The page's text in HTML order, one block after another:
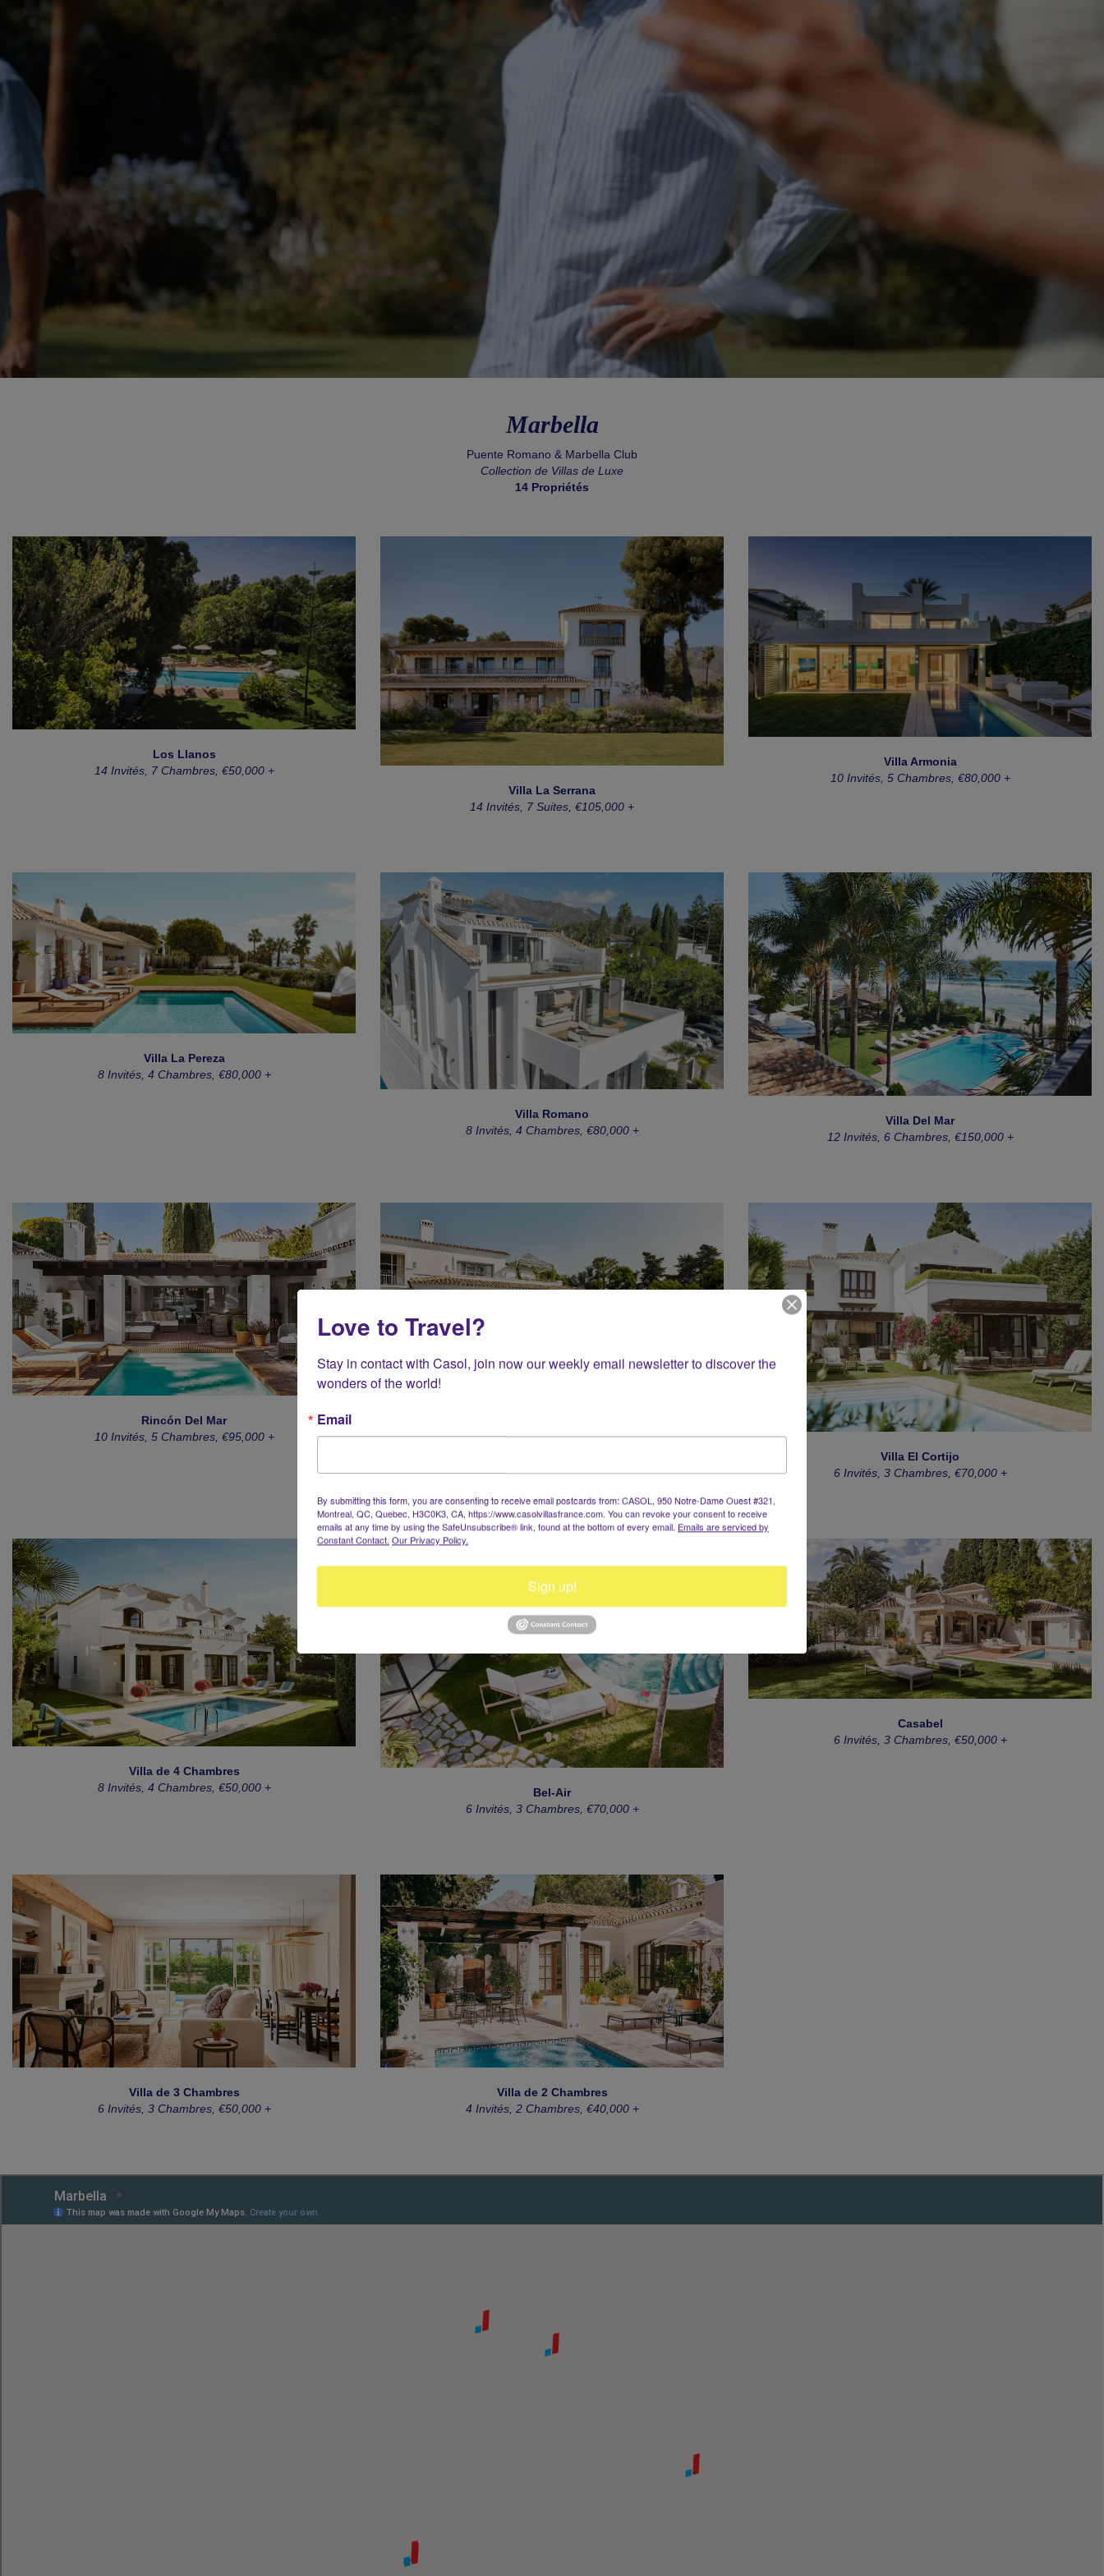
Marbella
Puente Romano & Marbella Club
Collection de Villas de Luxe
14 Propriétés
Los Llanos
14 Invités, 7 Chambres, €50,000 +
Villa La Serrana
14 Invités, 7 Suites, €105,000 +
Villa Armonia
10 Invités, 5 Chambres, €80,000 +
Villa La Pereza
8 Invités, 4 Chambres, €80,000 +
Villa Romano
8 Invités, 4 Chambres, €80,000 +
Villa Del Mar
12 Invités, 6 Chambres, €150,000 +
Rincón Del Mar
10 Invités, 5 Chambres, €95,000 +
Villa El Cortijo
6 Invités, 3 Chambres, €70,000 +
Villa de 4 Chambres
8 Invités, 4 Chambres, €50,000 +
Bel-Air
6 Invités, 3 Chambres, €70,000 +
Casabel
6 Invités, 3 Chambres, €50,000 +
Villa de 3 Chambres
6 Invités, 3 Chambres, €50,000 +
Villa de 2 Chambres
4 Invités, 2 Chambres, €40,000 +
Love to Travel?
Stay in contact with Casol, join now our weekly email newsletter to discover the
wonders of the world!
Email
By submitting this form, you are consenting to receive email postcards from: CASOL, 950 Notre-Dame Ouest #321,
Montreal, QC, Quebec, H3C0K3, CA, https://www.casolvillasfrance.com. You can revoke your consent to receive
emails at any time by using the SafeUnsubscribe® link, found at the bottom of every email. Emails are serviced by
Constant Contact. Our Privacy Policy.
Sign up!